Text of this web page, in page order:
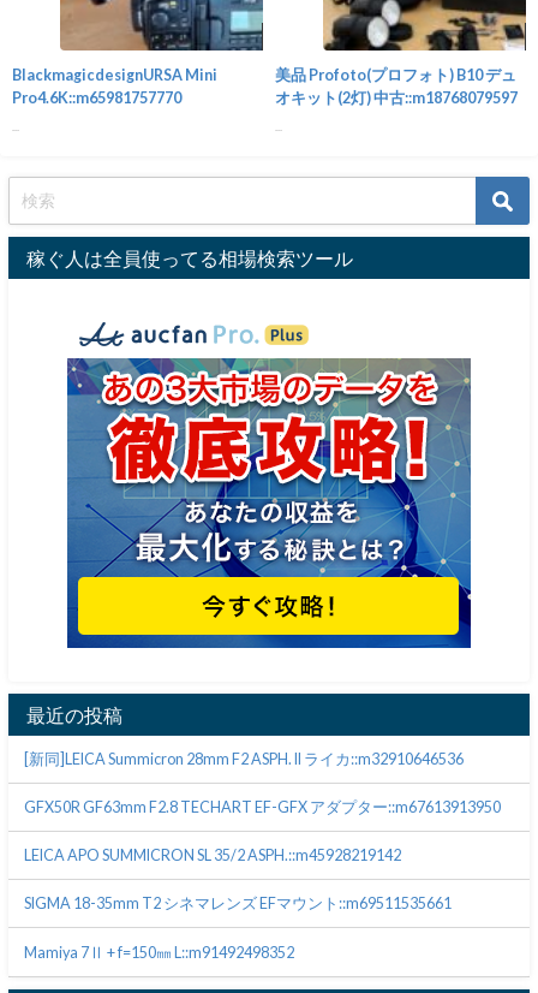
BlackmagicdesignURSA Mini
Pro4.6K::m65981757770
美品 Profoto(プロフォト) B10 デュ
オキット(2灯) 中古::m18768079597
稼ぐ人は全員使ってる相場検索ツール
最近の投稿
[新同]LEICA Summicron 28mm F2 ASPH. II ライカ::m32910646536
GFX50R GF63mm F2.8 TECHART EF-GFX アダプター::m67613913950
LEICA APO SUMMICRON SL 35/2 ASPH.::m45928219142
SIGMA 18-35mm T2 シネマレンズ EFマウント::m69511535661
Mamiya 7Ⅱ + f=150㎜ L::m91492498352